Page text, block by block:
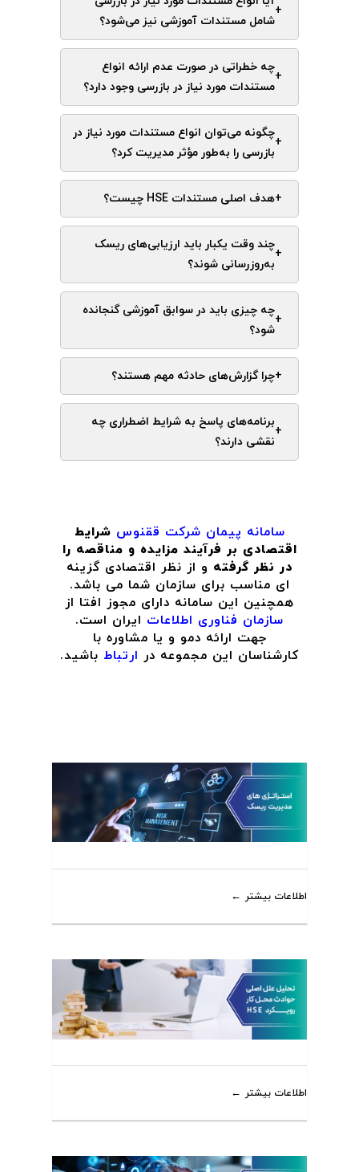
+
شامل مستندات آموزشی نیز می‌شود؟
+
چه خطراتی در صورت عدم ارائه انواع
مستندات مورد نیاز در بازرسی وجود دارد؟
+
چگونه می‌توان انواع مستندات مورد نیاز در
بازرسی را به‌طور مؤثر مدیریت کرد؟
+هدف اصلی مستندات HSE چیست؟
+
چند وقت یکبار باید ارزیابی‌های ریسک
به‌روزرسانی شوند؟
+
چه چیزی باید در سوابق آموزشی گنجانده
شود؟
+چرا گزارش‌های حادثه مهم هستند؟
+
برنامه‌های پاسخ به شرایط اضطراری چه
نقشی دارند؟
سامانه پیمان شرکت ققنوس شرایط
اقتصادی بر فرآیند مزایده و مناقصه را
در نظر گرفته و از نظر اقتصادی گزینه
ای مناسب برای سازمان شما می باشد.
همچنین این سامانه دارای مجوز افتا از
سازمان فناوری اطلاعات ایران است.
جهت ارائه دمو و یا مشاوره با
کارشناسان این مجموعه در ارتباط باشید.
اطلاعات بیشتر
اطلاعات بیشتر